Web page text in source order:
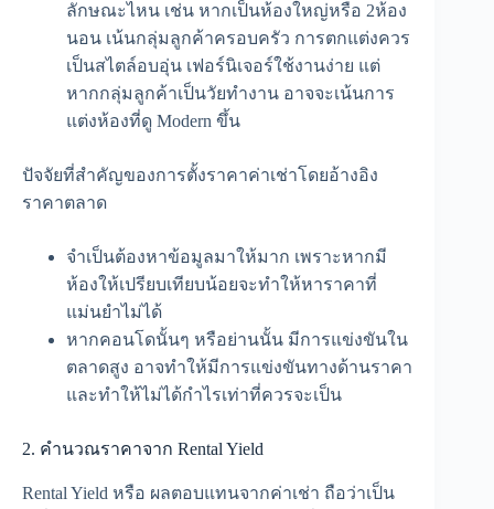
ลักษณะไหน เช่น หากเป็นห้องใหญ่หรือ 2ห้อง
นอน เน้นกลุ่มลูกค้าครอบครัว การตกแต่งควร
เป็นสไตล์อบอุ่น เฟอร์นิเจอร์ใช้งานง่าย แต่
หากกลุ่มลูกค้าเป็นวัยทำงาน อาจจะเน้นการ
แต่งห้องที่ดู Modern ขึ้น
ปัจจัยที่สำคัญของการตั้งราคาค่าเช่าโดยอ้างอิง
ราคาตลาด
จำเป็นต้องหาข้อมูลมาให้มาก เพราะหากมี
ห้องให้เปรียบเทียบน้อยจะทำให้หาราคาที่
แม่นยำไม่ได้
หากคอนโดนั้นๆ หรือย่านนั้น มีการแข่งขันใน
ตลาดสูง อาจทำให้มีการแข่งขันทางด้านราคา
และทำให้ไม่ได้กำไรเท่าที่ควรจะเป็น
2. คำนวณราคาจาก Rental Yield
Rental Yield หรือ ผลตอบแทนจากค่าเช่า ถือว่าเป็น